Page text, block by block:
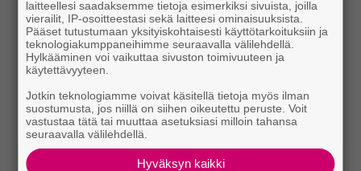
laitteellesi saadaksemme tietoja esimerkiksi sivuista, joilla
vierailit, IP-osoitteestasi sekä laitteesi ominaisuuksista.
Pääset tutustumaan yksityiskohtaisesti käyttötarkoituksiin ja
teknologiakumppaneihimme seuraavalla välilehdellä.
Hylkääminen voi vaikuttaa sivuston toimivuuteen ja
käytettävyyteen.
Jotkin teknologiamme voivat käsitellä tietoja myös ilman
suostumusta, jos niillä on siihen oikeutettu peruste. Voit
vastustaa tätä tai muuttaa asetuksiasi milloin tahansa
seuraavalla välilehdellä.
Hyväksyn kaikki